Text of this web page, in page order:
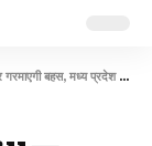
का विशेष सत्र आज, सरकार का बड़ा प्रस्ताव